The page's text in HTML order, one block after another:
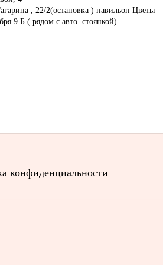
, 22/2(остановка ) павильон Цветы
9 Б ( рядом с авто. стоянкой)
конфиденциальности